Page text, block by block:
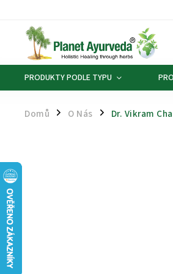
PRODUKTY PODLE TYPU
Domů / O Nás / Dr. Vikram